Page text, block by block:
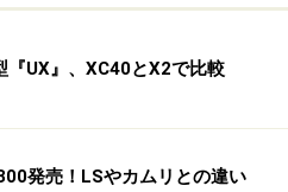
レバーをマニュアルで操作
」を６段階から選べる。操
うな感じ。エンジンブレー
の回生量は減ってしまう。
『UX』、XC40とX2で比較
発売！LSやカムリとの違い